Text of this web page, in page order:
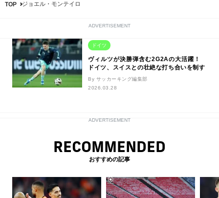
TOP ジョエル・モンテイロ
ADVERTISEMENT
ドイツ
ヴィルツが決勝弾含む2G2Aの大活躍！
ドイツ、スイスとの壮絶な打ち合いを制す
By サッカーキング編集部
2026.03.28
ADVERTISEMENT
RECOMMENDED
おすすめの記事